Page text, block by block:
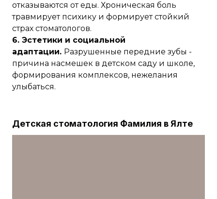
отказываются от еды. Хроническая боль
травмирует психику и формирует стойкий
страх стоматологов.
6. Эстетики и социальной
адаптации. Разрушенные передние зубы -
причина насмешек в детском саду и школе,
формирования комплексов, нежелания
улыбаться.
Детская стоматология Фамилия в Ялте